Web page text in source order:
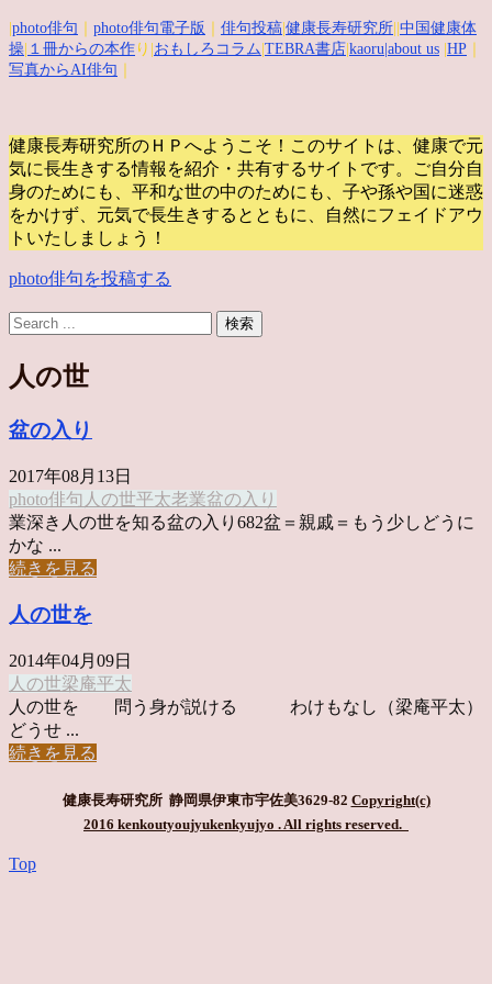
photo俳句 photo俳句電子版 俳句投稿 健康長寿研究所 中国健康体
操 １冊からの本作 り| おもしろコラム TEBRA書店 kaoru |about us HP
写真からAI俳句
健康長寿研究所のＨＰへようこそ！このサイトは、健康で元
気に長生きする情報を紹介・共有するサイトです。
ご自分自
身のためにも、平和な世の中のためにも、子や孫や国に迷惑
をかけず、元気で長生きするとともに、自然にフェイドアウ
トいたしましょう！
photo俳句を投稿する
人の世
盆の入り
2017年08月13日
photo俳句 人の世平太老業盆の入り
業深き人の世を知る盆の入り682盆＝親戚＝もう少しどうに
かな ...
続きを見る
人の世を
2014年04月09日
人の世梁庵平太
人の世を 問う身が説ける わけもなし（梁庵平太）
どうせ ...
続きを見る
健康長寿研究所 静岡県伊東市宇佐美3629-82 Copyright(c)
2016 kenkoutyoujyukenkyujyo . All rights reserved.
Top